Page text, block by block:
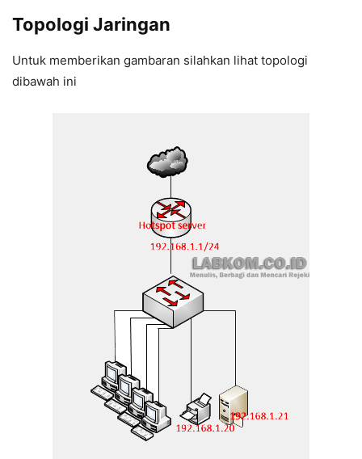
Topologi Jaringan
Untuk memberikan gambaran silahkan lihat topologi
dibawah ini